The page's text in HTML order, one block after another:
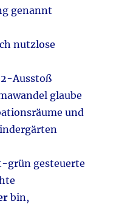
genannt
nutzlose
Ausstoß
glaube
und
grün gesteuerte
bin,